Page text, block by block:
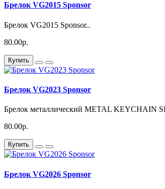
Брелок VG2015 Sponsor
Брелок VG2015 Sponsor..
80.00р.
Купить
Брелок VG2023 Sponsor
Брелок металлический METAL KEYCHAIN
80.00р.
Купить
Брелок VG2026 Sponsor